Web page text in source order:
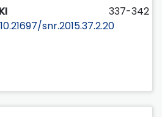
337-342
snr.2015.37.2.20